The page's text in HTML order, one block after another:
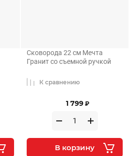
Сковорода 22 см Мечта
Гранит со съемной ручкой
1 799 ₽
К сравнению
В корзину